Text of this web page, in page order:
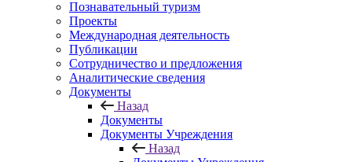
Познавательный туризм
Проекты
Международная деятельность
Публикации
Сотрудничество и предложения
Аналитические сведения
Документы
Назад
Документы
Документы Учреждения
Назад